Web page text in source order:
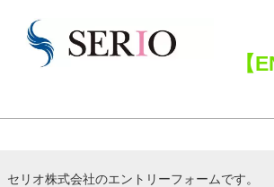
【
セリオ株式会社のエントリーフォームです。